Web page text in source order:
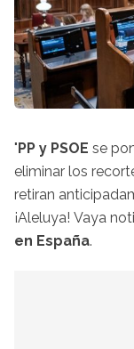
"PP y PSOE se
eliminar los
retiran
¡Aleluya! Vaya
en España.